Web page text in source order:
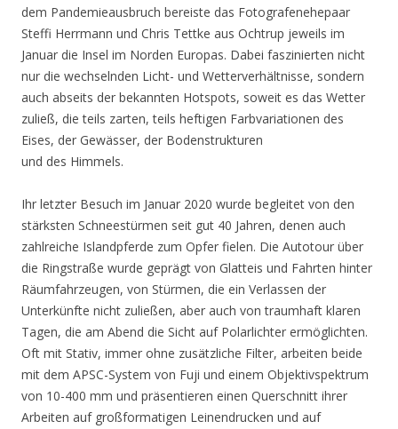
dem Pandemieausbruch bereiste das Fotografenehepaar
Steffi Herrmann und Chris Tettke aus Ochtrup jeweils im
Januar die Insel im Norden Europas. Dabei faszinierten nicht
nur die wechselnden Licht- und Wetterverhältnisse, sondern
auch abseits der bekannten Hotspots, soweit es das Wetter
zuließ, die teils zarten, teils heftigen Farbvariationen des
Eises, der Gewässer, der Bodenstrukturen
und des Himmels.
Ihr letzter Besuch im Januar 2020 wurde begleitet von den
stärksten Schneestürmen seit gut 40 Jahren, denen auch
zahlreiche Islandpferde zum Opfer fielen. Die Autotour über
die Ringstraße wurde geprägt von Glatteis und Fahrten hinter
Räumfahrzeugen, von Stürmen, die ein Verlassen der
Unterkünfte nicht zuließen, aber auch von traumhaft klaren
Tagen, die am Abend die Sicht auf Polarlichter ermöglichten.
Oft mit Stativ, immer ohne zusätzliche Filter, arbeiten beide
mit dem APSC-System von Fuji und einem Objektivspektrum
von 10-400 mm und präsentieren einen Querschnitt ihrer
Arbeiten auf großformatigen Leinendrucken und auf